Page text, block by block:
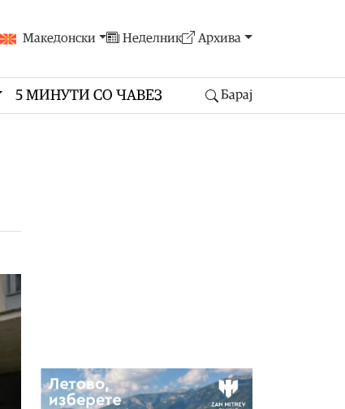
Македонски Неделник Архива
5 МИНУТИ СО ЧАВЕЗ Барај